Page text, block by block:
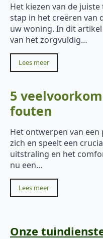
Het kiezen van de
stap in het creëren van
uw woning. In dit
van het zorgvuldig…
Lees meer
5
fouten
Het ontwerpen van
zich en speelt een
uitstraling en het
nu een…
Lees meer
Onze